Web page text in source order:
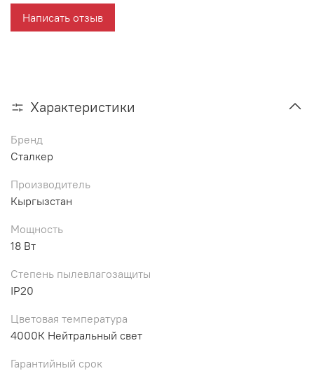
Написать отзыв
Характеристики
Бренд
Сталкер
Производитель
Кыргызстан
Мощность
18 Вт
Степень пылевлагозащиты
IP20
Цветовая температура
4000К Нейтральный свет
Гарантийный срок